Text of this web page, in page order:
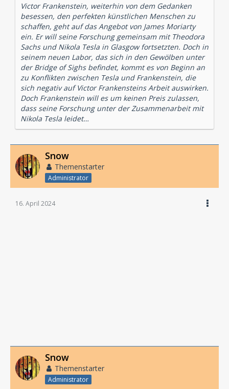
Victor Frankenstein, weiterhin von dem Gedanken
besessen, den perfekten künstlichen Menschen zu
schaffen, geht auf das Angebot von James Moriarty
ein. Er will seine Forschung gemeinsam mit Theodora
Sachs und Nikola Tesla in Glasgow fortsetzten. Doch in
seinem neuen Labor, das sich in den Gewölben unter
der Bridge of Sighs befindet, kommt es von Beginn an
zu Konflikten zwischen Tesla und Frankenstein, die
sich negativ auf Victor Frankensteins Arbeit auswirken.
Doch Frankenstein will es um keinen Preis zulassen,
dass seine Forschung unter der Zusammenarbeit mit
Nikola Tesla leidet…
Snow
Themenstarter
Administrator
16. April 2024
Snow
Themenstarter
Administrator